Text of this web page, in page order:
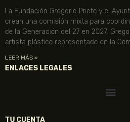
La Fundación Gregorio Prieto y el
crean una comisión mixta para
de la Generación del 27 en 2027.
artista plástico representado en la
LEER MÁS »
ENLACES LEGALES
TU CUENTA